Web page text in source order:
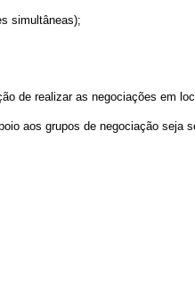
simultâneas);
de realizar as negociações em
aos grupos de negociação